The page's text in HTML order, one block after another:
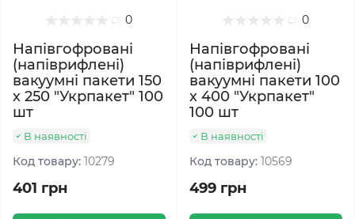
0
Напівгофровані
(напіврифлені)
вакуумні пакети 150
х 250 "Укрпакет" 100
шт
В наявності
Код товару: 10279
401 грн
0
Напівгофровані
(напіврифлені)
вакуумні пакети 100
х 400 "Укрпакет"
100 шт
В наявності
Код товару: 10569
499 грн